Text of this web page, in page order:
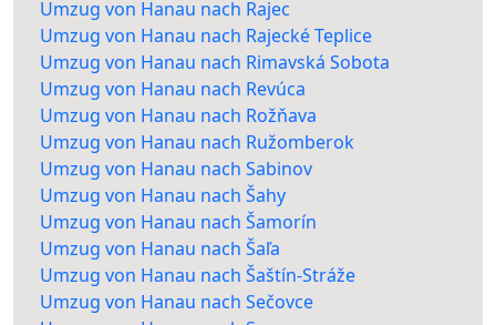
Umzug von Hanau nach Rajec
Umzug von Hanau nach Rajecké Teplice
Umzug von Hanau nach Rimavská Sobota
Umzug von Hanau nach Revúca
Umzug von Hanau nach Rožňava
Umzug von Hanau nach Ružomberok
Umzug von Hanau nach Sabinov
Umzug von Hanau nach Šahy
Umzug von Hanau nach Šamorín
Umzug von Hanau nach Šaľa
Umzug von Hanau nach Šaštín-Stráže
Umzug von Hanau nach Sečovce